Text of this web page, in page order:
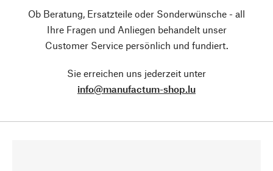
Ob Beratung, Ersatzteile oder Sonderwünsche - all
Ihre Fragen und Anliegen behandelt unser
Customer Service persönlich und fundiert.
Sie erreichen uns jederzeit unter
info@manufactum-shop.lu